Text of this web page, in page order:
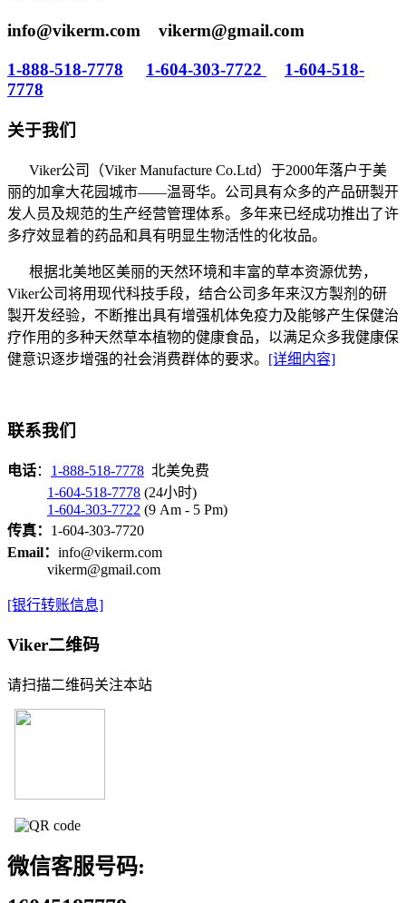
info@vikerm.com vikerm@gmail.com
1-888-518-7778 1-604-303-7722
1-604-518-
7778
关于我们
Viker公司（Viker Manufacture Co.Ltd）于2000年落户于美
丽的加拿大花园城市——温哥华。公司具有众多的产品研製开
发人员及规范的生产经营管理体系。多年来已经成功推出了许
多疗效显着的药品和具有明显生物活性的化妆品。
根据北美地区美丽的天然环境和丰富的草本资源优势，
Viker公司将用现代科技手段，结合公司多年来汉方製剂的研
製开发经验，不断推出具有增强机体免疫力及能够产生保健治
疗作用的多种天然草本植物的健康食品，以满足众多我健康保
健意识逐步增强的社会消费群体的要求。 [详细内容]
联系我们
电话： 1-888-518-7778 北美免费
1-604-518-7778 (24小时)
1-604-303-7722 (9 Am - 5 Pm)
传真： 1-604-303-7720
Email： info@vikerm.com
vikerm@gmail.com
[银行转账信息]
Viker二维码
请扫描二维码关注本站
微信客服号码: